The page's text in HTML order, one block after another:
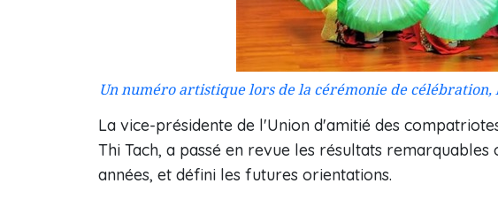
Un numéro artistique lors de la cérémonie de célébration,
La vice-présidente de l'Union d'amitié des
Thi Tach, a passé en revue les résultats
années, et défini les futures orientations.